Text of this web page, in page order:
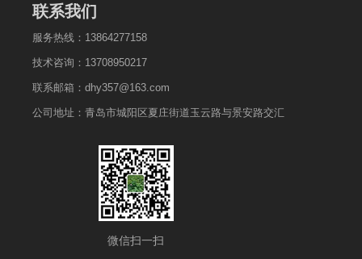
碱出料链板机是干法出料
联系我们
服务热线：13864277158
技术咨询：13708950217
联系邮箱：dhy357@163.com
公司地址：青岛市城阳区夏庄街道玉云路与景安路交汇
微信扫一扫